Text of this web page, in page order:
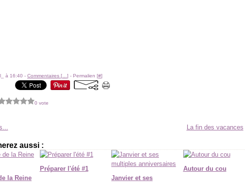
à 16:40 - Commentaires [ ] - Permalien [#]
0 vote
La fin des vacances
aussi :
la Reine
Préparer l'été #1
Janvier et ses
Autour du cou